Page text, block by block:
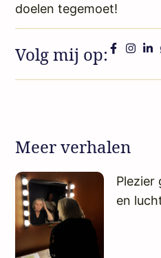
doelen tegemoet!
Volg mij op:
Meer verhalen
Plezier
en